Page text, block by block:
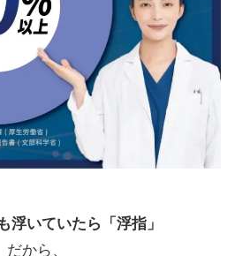
浮いていたら「浮指」
だから、